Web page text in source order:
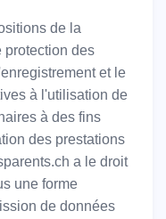
de la
protection des
et le
à l'utilisation de
à des fins
des prestations
a le droit
une forme
de données